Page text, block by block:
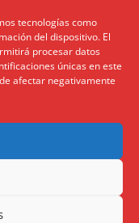
tecnologías como
del dispositivo. El
procesar datos
únicas en este
afectar negativamente
| ® Todos los derechos